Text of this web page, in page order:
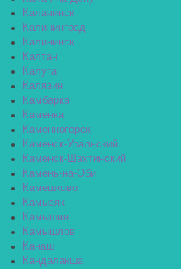
Калачинск
Калининград
Калининск
Калтан
Калуга
Калязин
Камбарка
Каменка
Каменногорск
Каменск-Уральский
Каменск-Шахтинский
Камень-на-Оби
Камешково
Камызяк
Камышин
Камышлов
Канаш
Кандалакша